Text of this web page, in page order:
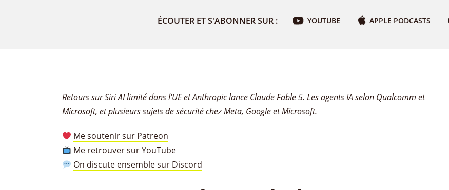
ÉCOUTER ET S'ABONNER SUR : YOUTUBE APPLE PODCASTS
Retours sur Siri AI limité dans l’UE et Anthropic lance Claude Fable 5. Les agents IA selon Qualcomm et
Microsoft, et plusieurs sujets de sécurité chez Meta, Google et Microsoft.
Me soutenir sur Patreon
Me retrouver sur YouTube
On discute ensemble sur Discord